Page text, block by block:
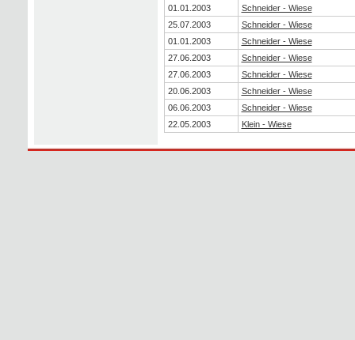
01.01.2003
Schneider - Wiese
25.07.2003
Schneider - Wiese
01.01.2003
Schneider - Wiese
27.06.2003
Schneider - Wiese
27.06.2003
Schneider - Wiese
20.06.2003
Schneider - Wiese
06.06.2003
Schneider - Wiese
22.05.2003
Klein - Wiese